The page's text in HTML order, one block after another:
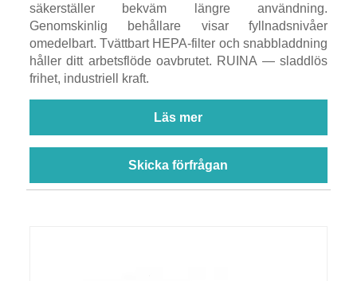
säkerställer bekväm längre användning.
Genomskinlig behållare visar fyllnadsnivåer
omedelbart. Tvättbart HEPA-filter och snabbladdning
håller ditt arbetsflöde oavbrutet. RUINA — sladdlös
frihet, industriell kraft.
Läs mer
Skicka förfrågan